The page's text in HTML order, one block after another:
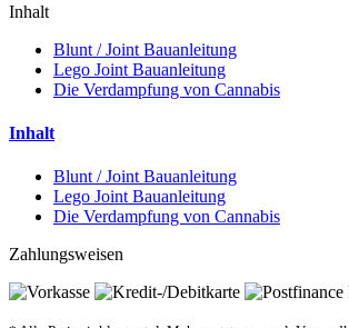
Inhalt
Blunt / Joint Bauanleitung
Lego Joint Bauanleitung
Die Verdampfung von Cannabis
Inhalt
Blunt / Joint Bauanleitung
Lego Joint Bauanleitung
Die Verdampfung von Cannabis
Zahlungsweisen